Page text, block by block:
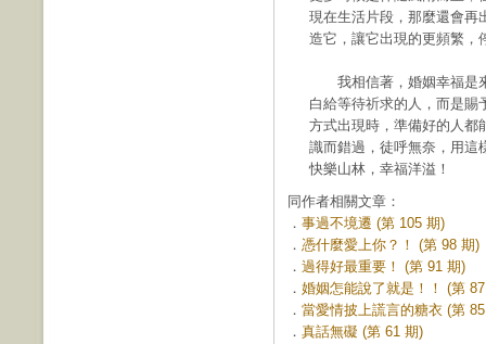
現在生活片段，那麼還會再
造它，讓它出現的更頻繁，
我相信著，婚姻幸福是來
白給等待祈求的人，而是賜
方式出現時，準備好的人都
識而錯過，徒呼無奈，用這
快樂山林，幸福洋溢！
同作者相關文章：
． 事過不境遷 (第 105 期)
． 憑什麼愛上你？！ (第 98 期)
． 過得好最重要！ (第 91 期)
． 婚姻怎能說了就是！！ (第
． 當愛情披上謊言的糖衣 (第
． 真話無礙 (第 61 期)